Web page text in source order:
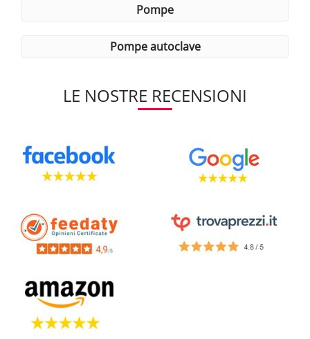
pompe
pompe autoclave
LE NOSTRE RECENSIONI